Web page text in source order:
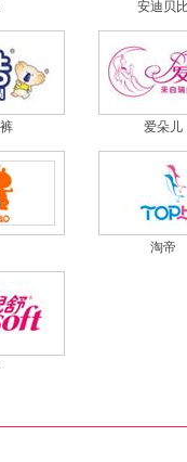
安迪贝
爱朵儿
淘帝